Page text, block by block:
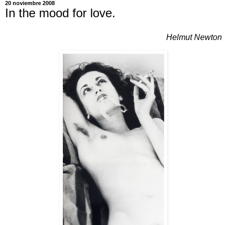
20 noviembre 2008
In the mood for love.
Helmut Newton